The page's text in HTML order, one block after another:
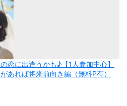
恋に出逢うかも♪【1人参加中心】
あれば将来前向き編（無料P有）